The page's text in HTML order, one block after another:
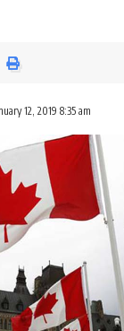
12, 2019 8:35 am